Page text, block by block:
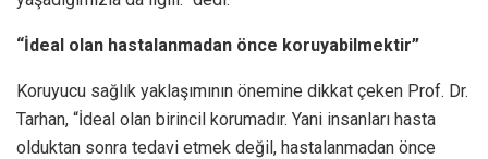
“İdeal olan hastalanmadan önce koruyabilmektir”
Koruyucu sağlık yaklaşımının önemine dikkat çeken Prof. Dr.
Tarhan, “İdeal olan birincil korumadır. Yani insanları hasta
olduktan sonra tedavi etmek değil, hastalanmadan önce